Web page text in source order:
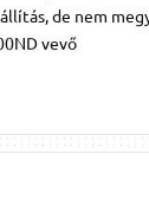
de nem
vevő